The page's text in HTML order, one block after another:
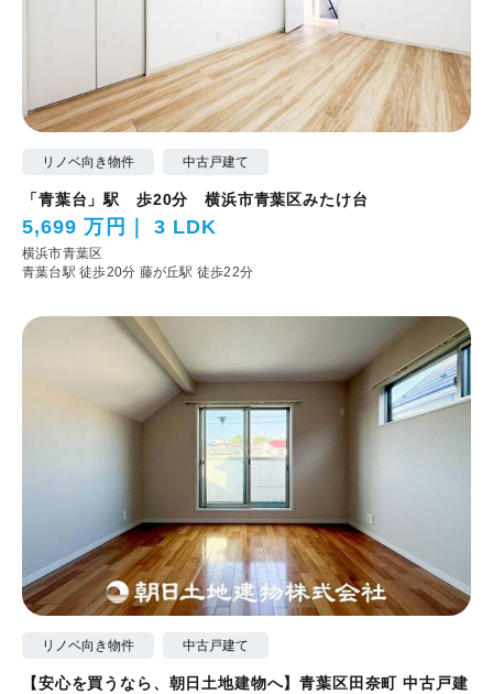
リノベ向き物件 中古戸建て
「青葉台」駅 歩20分 横浜市青葉区みたけ台
5,699 万円 3 LDK
横浜市青葉区
青葉台駅 徒歩20分 藤が丘駅 徒歩22分
リノベ向き物件 中古戸建て
【安心を買うなら、朝日土地建物へ】青葉区田奈町 中古戸建